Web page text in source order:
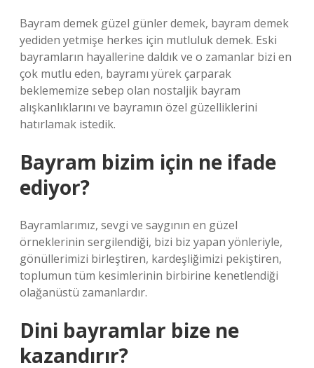
Bayram demek güzel günler demek, bayram demek
yediden yetmişe herkes için mutluluk demek. Eski
bayramların hayallerine daldık ve o zamanlar bizi en
çok mutlu eden, bayramı yürek çarparak
beklememize sebep olan nostaljik bayram
alışkanlıklarını ve bayramın özel güzelliklerini
hatırlamak istedik.
Bayram bizim için ne ifade
ediyor?
Bayramlarımız, sevgi ve saygının en güzel
örneklerinin sergilendiği, bizi biz yapan yönleriyle,
gönüllerimizi birleştiren, kardeşliğimizi pekiştiren,
toplumun tüm kesimlerinin birbirine kenetlendiği
olağanüstü zamanlardır.
Dini bayramlar bize ne
kazandırır?